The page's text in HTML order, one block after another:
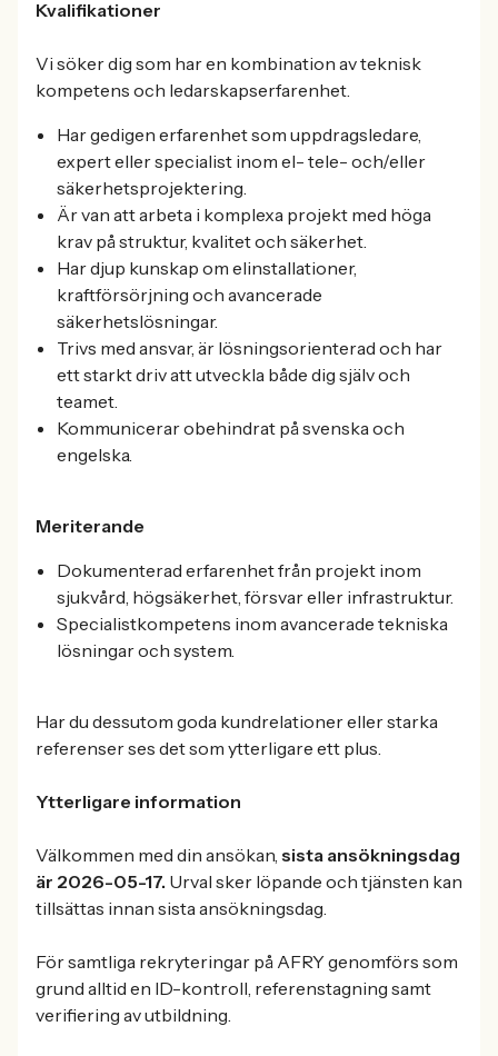
Kvalifikationer
Vi söker dig som har en kombination av teknisk
kompetens och ledarskapserfarenhet.
Har gedigen erfarenhet som uppdragsledare,
expert eller specialist inom el- tele- och/eller
säkerhetsprojektering.
Är van att arbeta i komplexa projekt med höga
krav på struktur, kvalitet och säkerhet.
Har djup kunskap om elinstallationer,
kraftförsörjning och avancerade
säkerhetslösningar.
Trivs med ansvar, är lösningsorienterad och har
ett starkt driv att utveckla både dig själv och
teamet.
Kommunicerar obehindrat på svenska och
engelska.
Meriterande
Dokumenterad erfarenhet från projekt inom
sjukvård, högsäkerhet, försvar eller infrastruktur.
Specialistkompetens inom avancerade tekniska
lösningar och system.
Har du dessutom goda kundrelationer eller starka
referenser ses det som ytterligare ett plus.
Ytterligare information
Välkommen med din ansökan, sista ansökningsdag
är 2026-05-17. Urval sker löpande och tjänsten kan
tillsättas innan sista ansökningsdag.
För samtliga rekryteringar på AFRY genomförs som
grund alltid en ID-kontroll, referenstagning samt
verifiering av utbildning.